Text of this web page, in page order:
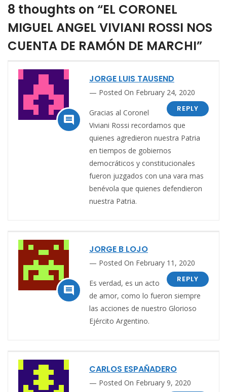
8 thoughts on “EL CORONEL
MIGUEL ANGEL VIVIANI ROSSI NOS
CUENTA DE RAMÓN DE MARCHI”

JORGE LUIS TAUSEND
Posted On February 24, 2020
REPLY
Gracias al Coronel
Viviani Rossi recordamos que
quienes agredieron nuestra Patria
en tiempos de gobiernos
democráticos y constitucionales
fueron juzgados con una vara mas
benévola que quienes defendieron
nuestra Patria.

JORGE B LOJO
Posted On February 11, 2020
REPLY
Es verdad, es un acto
de amor, como lo fueron siempre
las acciones de nuestro Glorioso
Ejército Argentino.
CARLOS ESPAÑADERO
Posted On February 9, 2020